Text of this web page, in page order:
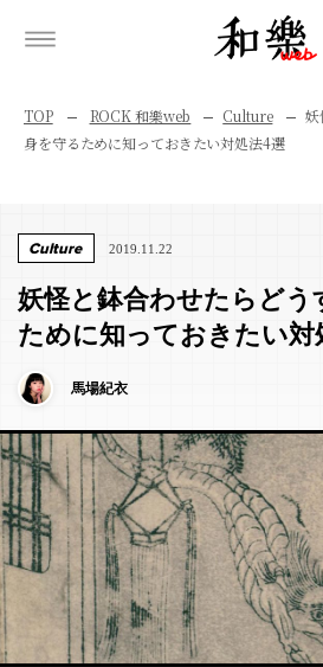
TOP ROCK 和樂web Culture
妖
身を守るために知っておきたい対処法4選
Culture 2019.11.22
妖怪と鉢合わせたらどう
ために知っておきたい対
馬場紀衣